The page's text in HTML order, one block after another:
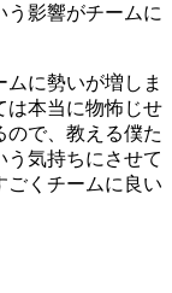
う影響がチームに
に勢いが増しま
は本当に物怖じせ
ので、教える僕た
う気持ちにさせて
ごくチームに良い